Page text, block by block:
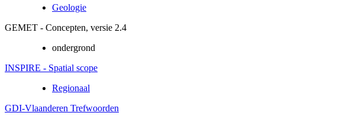
Geologie
GEMET - Concepten, versie 2.4
ondergrond
INSPIRE - Spatial scope
Regionaal
GDI-Vlaanderen Trefwoorden